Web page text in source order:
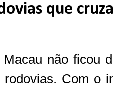
que
não ficou
rodovias. Com o